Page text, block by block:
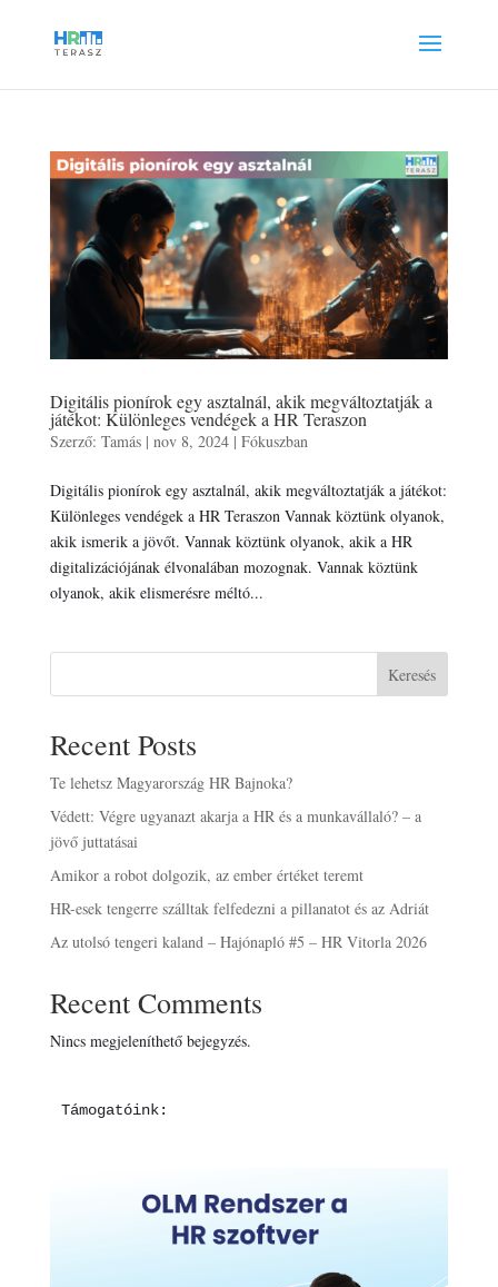
Digitális pionírok egy asztalnál, akik megváltoztatják a
játékot: Különleges vendégek a HR Teraszon
Szerző: Tamás| nov 8, 2024| Fókuszban
Digitális pionírok egy asztalnál, akik megváltoztatják a játékot:
Különleges vendégek a HR Teraszon Vannak köztünk olyanok,
akik ismerik a jövőt. Vannak köztünk olyanok, akik a HR
digitalizációjának élvonalában mozognak. Vannak köztünk
olyanok, akik elismerésre méltó...
Keresés
Recent Posts
Te lehetsz Magyarország HR Bajnoka?
Védett: Végre ugyanazt akarja a HR és a munkavállaló? – a
jövő juttatásai
Amikor a robot dolgozik, az ember értéket teremt
HR-esek tengerre szálltak felfedezni a pillanatot és az Adriát
Az utolsó tengeri kaland – Hajónapló #5 – HR Vitorla 2026
Recent Comments
Nincs megjeleníthető bejegyzés.
Támogatóink: